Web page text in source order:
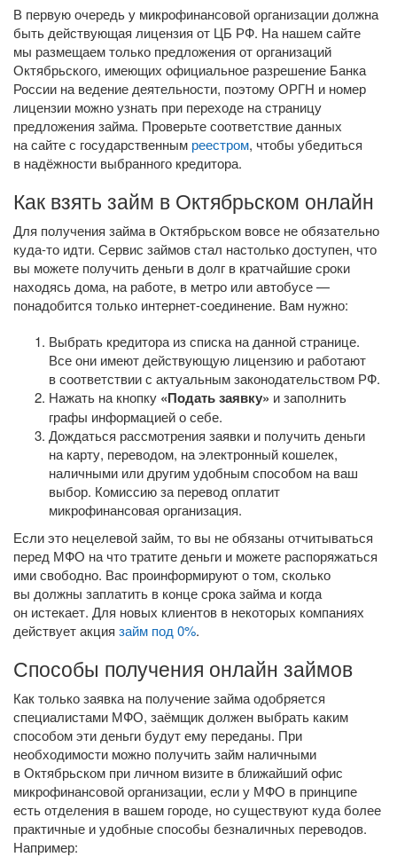
В первую очередь у микрофинансовой организации должна
быть действующая лицензия от ЦБ РФ. На нашем сайте
мы размещаем только предложения от организаций
Октябрьского, имеющих официальное разрешение Банка
России на ведение деятельности, поэтому ОРГН и номер
лицензии можно узнать при переходе на страницу
предложения займа. Проверьте соответствие данных
на сайте с государственным реестром, чтобы убедиться
в надёжности выбранного кредитора.
Как взять займ в Октябрьском онлайн
Для получения займа в Октябрьском вовсе не обязательно
куда-то идти. Сервис займов стал настолько доступен, что
вы можете получить деньги в долг в кратчайшие сроки
находясь дома, на работе, в метро или автобусе —
понадобится только интернет-соединение. Вам нужно:
Выбрать кредитора из списка на данной странице.
Все они имеют действующую лицензию и работают
в соответствии с актуальным законодательством РФ.
Нажать на кнопку «Подать заявку» и заполнить
графы информацией о себе.
Дождаться рассмотрения заявки и получить деньги
на карту, переводом, на электронный кошелек,
наличными или другим удобным способом на ваш
выбор. Комиссию за перевод оплатит
микрофинансовая организация.
Если это нецелевой займ, то вы не обязаны отчитываться
перед МФО на что тратите деньги и можете распоряжаться
ими свободно. Вас проинформируют о том, сколько
вы должны заплатить в конце срока займа и когда
он истекает. Для новых клиентов в некоторых компаниях
действует акция займ под 0%.
Способы получения онлайн займов
Как только заявка на получение займа одобряется
специалистами МФО, заёмщик должен выбрать каким
способом эти деньги будут ему переданы. При
необходимости можно получить займ наличными
в Октябрьском при личном визите в ближайший офис
микрофинансовой организации, если у МФО в принципе
есть отделения в вашем городе, но существуют куда более
практичные и удобные способы безналичных переводов.
Например: